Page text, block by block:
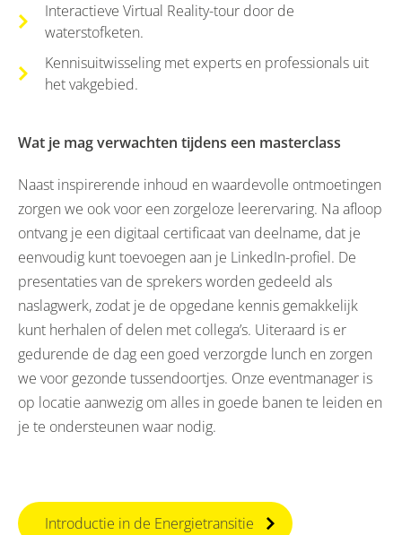
Interactieve Virtual Reality-tour door de
waterstofketen.
Kennisuitwisseling met experts en professionals uit
het vakgebied.
Wat je mag verwachten tijdens een masterclass
Naast inspirerende inhoud en waardevolle ontmoetingen
zorgen we ook voor een zorgeloze leerervaring. Na afloop
ontvang je een digitaal certificaat van deelname, dat je
eenvoudig kunt toevoegen aan je LinkedIn-profiel. De
presentaties van de sprekers worden gedeeld als
naslagwerk, zodat je de opgedane kennis gemakkelijk
kunt herhalen of delen met collega’s. Uiteraard is er
gedurende de dag een goed verzorgde lunch en zorgen
we voor gezonde tussendoortjes. Onze eventmanager is
op locatie aanwezig om alles in goede banen te leiden en
je te ondersteunen waar nodig.
Introductie in de Energietransitie